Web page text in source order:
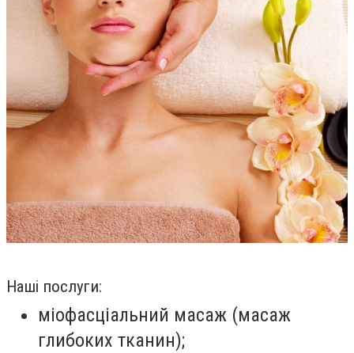
Наші послуги:
міофасціальний масаж (масаж
глибоких тканин);